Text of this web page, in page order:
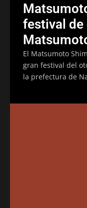
festival de
El Matsumoto
gran festival del
la prefectura de